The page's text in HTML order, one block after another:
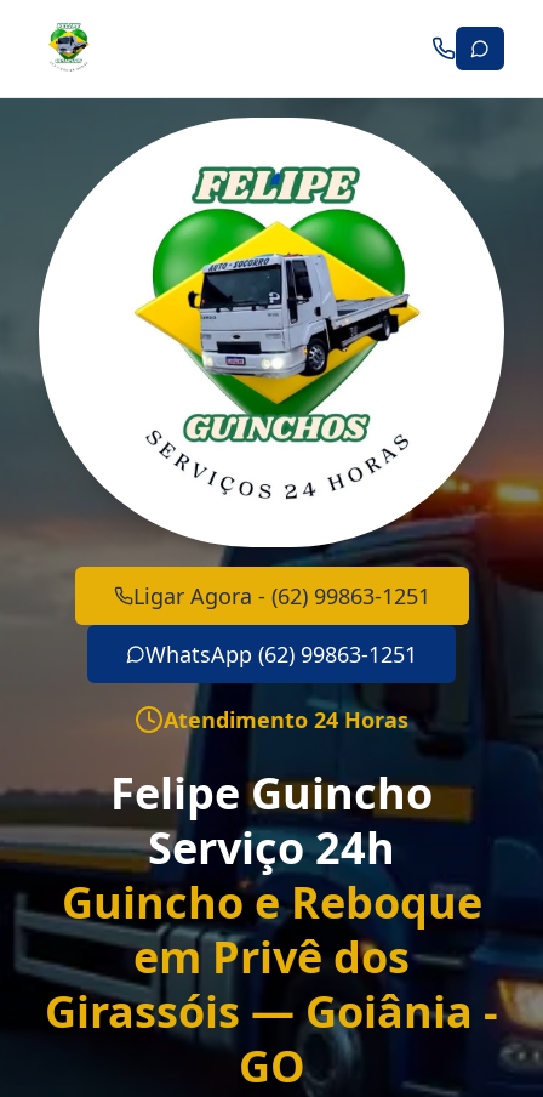
Ligar Agora - (62) 99863-1251
WhatsApp (62) 99863-1251
Atendimento 24 Horas
Felipe Guincho
Serviço 24h
Guincho e Reboque
em Privê dos
Girassóis — Goiânia -
GO